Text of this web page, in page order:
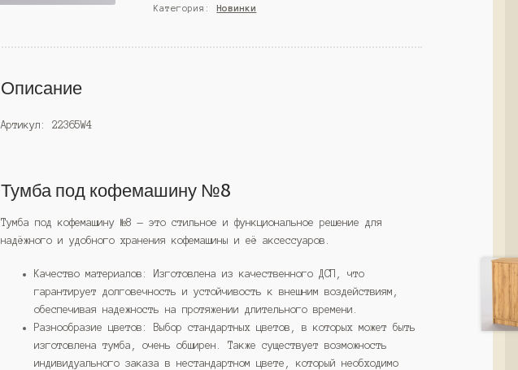
№8-
Дуб
Категория:Новинки
Описание
Артикул: 22365W4
Тумба под кофемашину №8
Тумба под кофемашину №8 — это стильное и функциональное решение для
надёжного и удобного хранения кофемашины и её аксессуаров.
Качество материалов: Изготовлена из качественного ДСП, что
гарантирует долговечность и устойчивость к внешним воздействиям,
обеспечивая надежность на протяжении длительного времени.
Разнообразие цветов: Выбор стандартных цветов, в которых может быть
изготовлена тумба, очень обширен. Также существует возможность
индивидуального заказа в нестандартном цвете, который необходимо